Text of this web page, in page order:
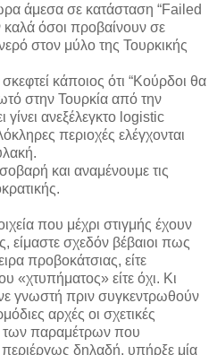
άμεσα σε κατάσταση “Failed
όσοι προβαίνουν σε
στον μύλο της Τουρκικής
σκεφτεί κάποιος ότι “Κούρδοι θα
στην Τουρκία από την
γίνει ανεξέλεγκτο logistic
περιοχές ελέγχονται
και αναμένουμε τις
που μέχρι στιγμής έχουν
είμαστε σχεδόν βέβαιοι πως
προβοκάτσιας, είτε
«χτυπήματος» είτε όχι. Κι
γνωστή πριν συγκεντρωθούν
αρχές οι σχετικές
των παραμέτρων που
περιέργως δηλαδή, υπήρξε μία